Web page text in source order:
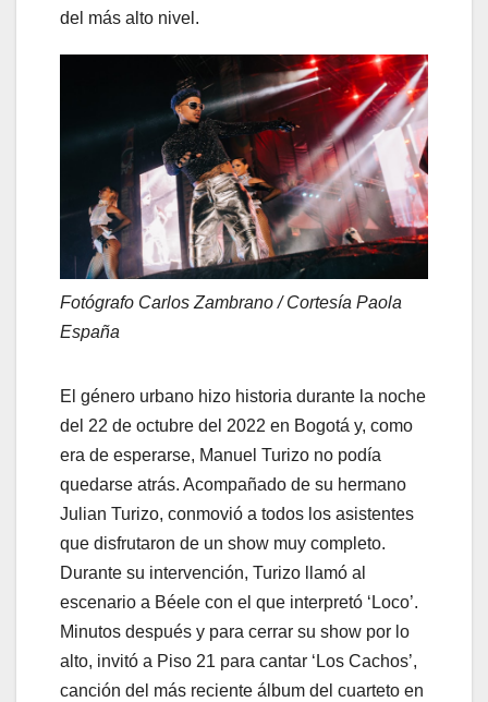
del más alto nivel.
Fotógrafo Carlos Zambrano / Cortesía Paola
España
El género urbano hizo historia durante la noche
del 22 de octubre del 2022 en Bogotá y, como
era de esperarse, Manuel Turizo no podía
quedarse atrás. Acompañado de su hermano
Julian Turizo, conmovió a todos los asistentes
que disfrutaron de un show muy completo.
Durante su intervención, Turizo llamó al
escenario a Béele con el que interpretó ‘Loco’.
Minutos después y para cerrar su show por lo
alto, invitó a Piso 21 para cantar ‘Los Cachos’,
canción del más reciente álbum del cuarteto en